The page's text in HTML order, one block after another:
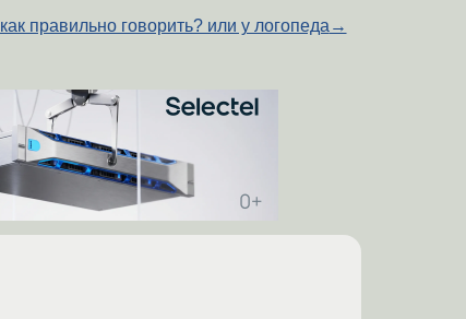
как правильно говорить? или у логопеда →